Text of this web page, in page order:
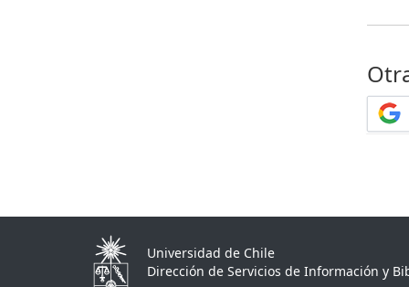
Universidad de Chile
Dirección de Servicios de Información y